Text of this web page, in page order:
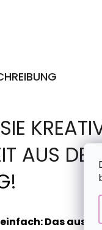
AUS
!
einfach: Das